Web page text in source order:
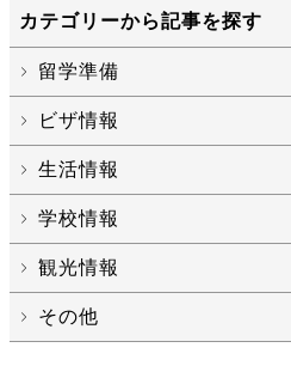
カテゴリーから記事を探す
留学準備
ビザ情報
生活情報
学校情報
観光情報
その他